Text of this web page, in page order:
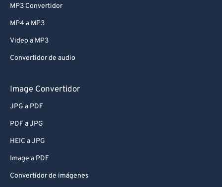
MP3 Convertidor
MP4 a MP3
Video a MP3
Convertidor de audio
Image Convertidor
JPG a PDF
PDF a JPG
HEIC a JPG
Image a PDF
Convertidor de imágenes